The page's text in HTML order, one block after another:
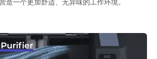
造一个更加舒适、无异味的工作环境。